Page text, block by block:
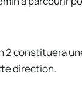
2 constituera
direction.